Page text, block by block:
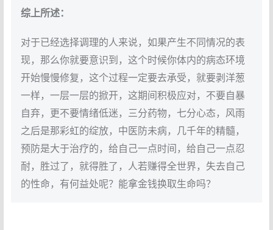
综上所述：
对于已经选择调理的人来说，如果产生不同情况的表
现，那么你就要意识到，这个时候你体内的病态环境
开始慢慢修复，这个过程一定要去承受，就要剥洋葱
一样，一层一层的掀开，这期间积极应对，不要自暴
自弃，更不要情绪低迷，三分药物，七分心态，风雨
之后是那彩虹的绽放，中医防未病，几千年的精髓，
预防是大于治疗的，给自己一点时间，给自己一点忍
耐，胜过了，就得胜了，人若赚得全世界，失去自己
的性命，有何益处呢？能拿金钱换取生命吗？